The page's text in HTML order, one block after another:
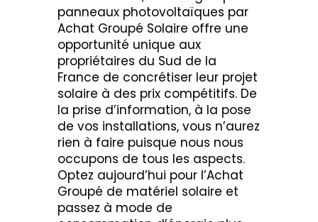
panneaux photovoltaïques par
Achat Groupé Solaire offre une
opportunité unique aux
propriétaires du Sud de la
France de concrétiser leur projet
solaire à des prix compétitifs. De
la prise d’information, à la pose
de vos installations, vous n’aurez
rien à faire puisque nous nous
occupons de tous les aspects.
Optez aujourd’hui pour l’Achat
Groupé de matériel solaire et
passez à mode de